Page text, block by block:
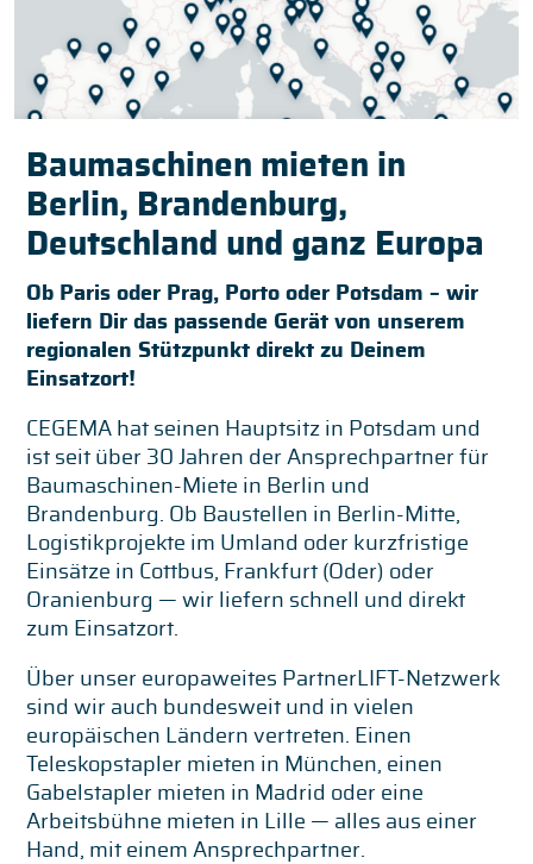
Baumaschinen mieten in
Berlin, Brandenburg,
Deutschland und ganz Europa
Ob Paris oder Prag, Porto oder Potsdam – wir
liefern Dir das passende Gerät von unserem
regionalen Stützpunkt direkt zu Deinem
Einsatzort!
CEGEMA hat seinen Hauptsitz in Potsdam und
ist seit über 30 Jahren der Ansprechpartner für
Baumaschinen-Miete in Berlin und
Brandenburg. Ob Baustellen in Berlin-Mitte,
Logistikprojekte im Umland oder kurzfristige
Einsätze in Cottbus, Frankfurt (Oder) oder
Oranienburg — wir liefern schnell und direkt
zum Einsatzort.
Über unser europaweites PartnerLIFT-Netzwerk
sind wir auch bundesweit und in vielen
europäischen Ländern vertreten. Einen
Teleskopstapler mieten in München, einen
Gabelstapler mieten in Madrid oder eine
Arbeitsbühne mieten in Lille — alles aus einer
Hand, mit einem Ansprechpartner.